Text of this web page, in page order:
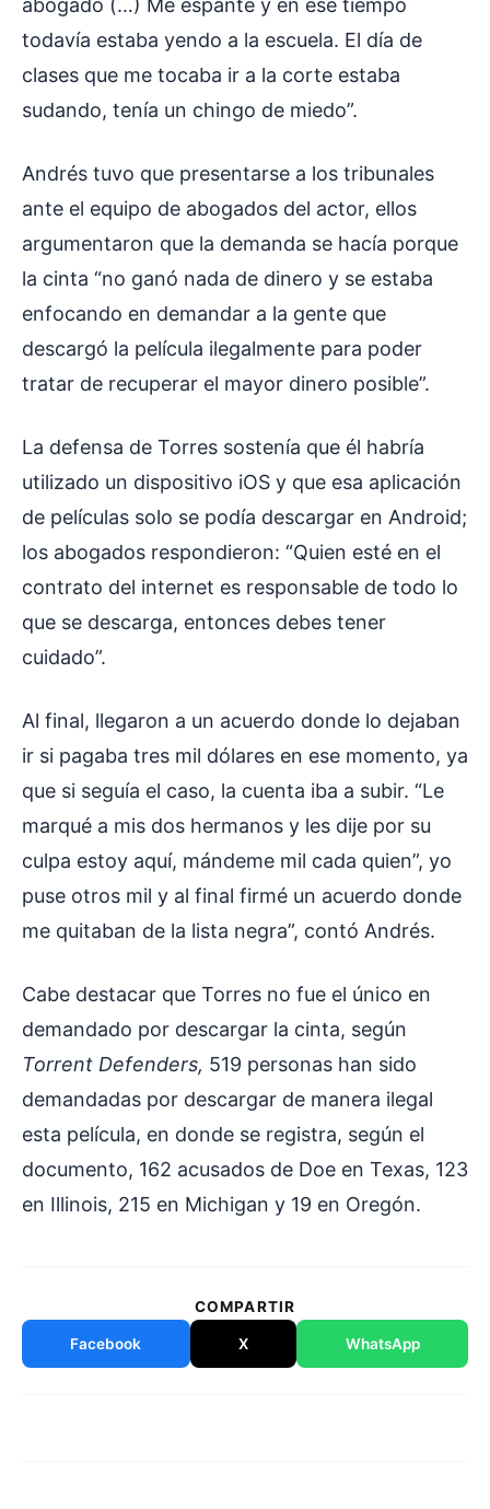
abogado (…) Me espanté y en ese tiempo
todavía estaba yendo a la escuela. El día de
clases que me tocaba ir a la corte estaba
sudando, tenía un chingo de miedo”.
Andrés tuvo que presentarse a los tribunales
ante el equipo de abogados del actor, ellos
argumentaron que la demanda se hacía porque
la cinta “no ganó nada de dinero y se estaba
enfocando en demandar a la gente que
descargó la película ilegalmente para poder
tratar de recuperar el mayor dinero posible”.
La defensa de Torres sostenía que él habría
utilizado un dispositivo iOS y que esa aplicación
de películas solo se podía descargar en Android;
los abogados respondieron: “Quien esté en el
contrato del internet es responsable de todo lo
que se descarga, entonces debes tener
cuidado”.
Al final, llegaron a un acuerdo donde lo dejaban
ir si pagaba tres mil dólares en ese momento, ya
que si seguía el caso, la cuenta iba a subir. “Le
marqué a mis dos hermanos y les dije por su
culpa estoy aquí, mándeme mil cada quien”, yo
puse otros mil y al final firmé un acuerdo donde
me quitaban de la lista negra”, contó Andrés.
Cabe destacar que Torres no fue el único en
demandado por descargar la cinta, según
Torrent Defenders, 519 personas han sido
demandadas por descargar de manera ilegal
esta película, en donde se registra, según el
documento, 162 acusados de Doe en Texas, 123
en Illinois, 215 en Michigan y 19 en Oregón.
COMPARTIR
Facebook X WhatsApp